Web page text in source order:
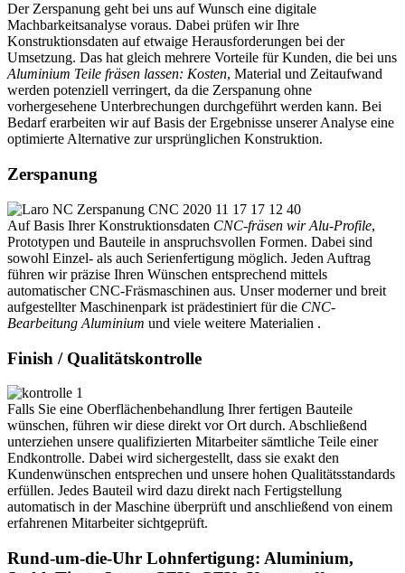
Der Zerspanung geht bei uns auf Wunsch eine digitale
Machbarkeitsanalyse voraus. Dabei prüfen wir Ihre
Konstruktionsdaten auf etwaige Herausforderungen bei der
Umsetzung. Das hat gleich mehrere Vorteile für Kunden, die bei uns
Aluminium Teile fräsen lassen: Kosten, Material und Zeitaufwand
werden potenziell verringert, da die Zerspanung ohne
vorhergesehene Unterbrechungen durchgeführt werden kann. Bei
Bedarf erarbeiten wir auf Basis der Ergebnisse unserer Analyse eine
optimierte Alternative zur ursprünglichen Konstruktion.
Zerspanung
Auf Basis Ihrer Konstruktionsdaten CNC-fräsen wir Alu-Profile,
Prototypen und Bauteile in anspruchsvollen Formen. Dabei sind
sowohl Einzel- als auch Serienfertigung möglich. Jeden Auftrag
führen wir präzise Ihren Wünschen entsprechend mittels
automatischer CNC-Fräsmaschinen aus. Unser moderner und breit
aufgestellter Maschinenpark ist prädestiniert für die CNC-
Bearbeitung Aluminium und viele weitere Materialien .
Finish / Qualitätskontrolle
Falls Sie eine Oberflächenbehandlung Ihrer fertigen Bauteile
wünschen, führen wir diese direkt vor Ort durch. Abschließend
unterziehen unsere qualifizierten Mitarbeiter sämtliche Teile einer
Endkontrolle. Dabei wird sichergestellt, dass sie exakt den
Kundenwünschen entsprechen und unsere hohen Qualitätsstandards
erfüllen. Jedes Bauteil wird dazu direkt nach Fertigstellung
automatisch in der Maschine überprüft und anschließend von einem
erfahrenen Mitarbeiter sichtgeprüft.
Rund-um-die-Uhr Lohnfertigung: Aluminium,